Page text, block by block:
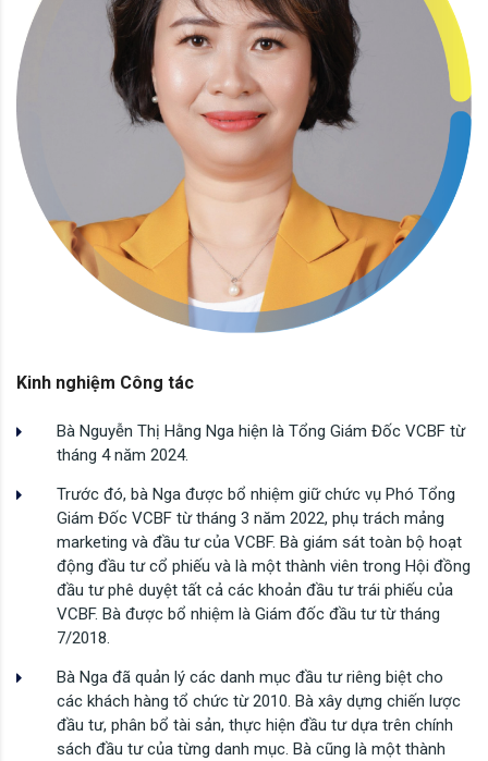
Kinh nghiệm Công tác
Bà Nguyễn Thị Hằng Nga hiện là Tổng Giám Đốc VCBF từ
tháng 4 năm 2024.
Trước đó, bà Nga được bổ nhiệm giữ chức vụ Phó Tổng
Giám Đốc VCBF từ tháng 3 năm 2022, phụ trách mảng
marketing và đầu tư của VCBF. Bà giám sát toàn bộ hoạt
động đầu tư cổ phiếu và là một thành viên trong Hội đồng
đầu tư phê duyệt tất cả các khoản đầu tư trái phiếu của
VCBF. Bà được bổ nhiệm là Giám đốc đầu tư từ tháng
7/2018.
Bà Nga đã quản lý các danh mục đầu tư riêng biệt cho
các khách hàng tổ chức từ 2010. Bà xây dựng chiến lược
đầu tư, phân bổ tài sản, thực hiện đầu tư dựa trên chính
sách đầu tư của từng danh mục. Bà cũng là một thành